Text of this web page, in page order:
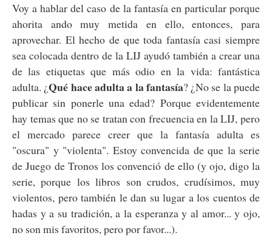
Voy a hablar del caso de la fantasía en particular porque
ahorita ando muy metida en ello, entonces, para
aprovechar. El hecho de que toda fantasía casi siempre
sea colocada dentro de la LIJ ayudó también a crear una
de las etiquetas que más odio en la vida: fantástica
adulta. ¿Qué hace adulta a la fantasía? ¿No se la puede
publicar sin ponerle una edad? Porque evidentemente
hay temas que no se tratan con frecuencia en la LIJ, pero
el mercado parece creer que la fantasía adulta es
"oscura" y "violenta". Estoy convencida de que la serie
de Juego de Tronos los convenció de ello (y ojo, digo la
serie, porque los libros son crudos, crudísimos, muy
violentos, pero también le dan su lugar a los cuentos de
hadas y a su tradición, a la esperanza y al amor... y ojo,
no son mis favoritos, pero por favor...).